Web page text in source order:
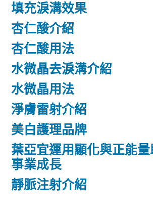
填充淚溝效果
杏仁酸介紹
杏仁酸用法
水微晶去淚溝介紹
水微晶用法
淨膚雷射介紹
美白護理品牌
葉亞宜運用顯化與正能
事業成長
靜脈注射介紹